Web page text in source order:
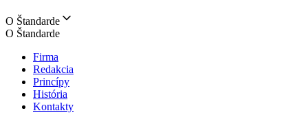
O Štandarde
O Štandarde
Firma
Redakcia
Princípy
História
Kontakty